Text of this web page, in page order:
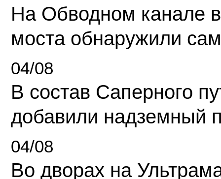
На Обводном канале
моста обнаружили
04/08
В состав Саперного
добавили надземный
04/08
Во дворах на